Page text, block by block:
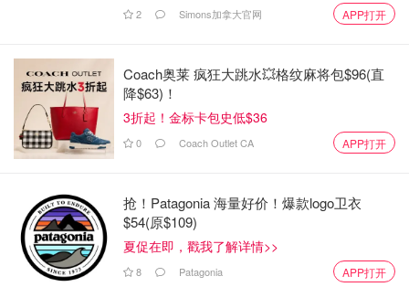
图片来自于@Greendale Acres ，版权属于原作者
2 Simons加拿大官网 APP打开
Coach奥莱 疯狂大跳水💥格纹麻将包$96(直
降$63)！
3折起！金标卡包史低$36
0 Coach Outlet CA APP打开
抢！Patagonia 海量好价！爆款logo卫衣
$54(原$109)
夏促在即，戳我了解详情>>
8 Patagonia APP打开